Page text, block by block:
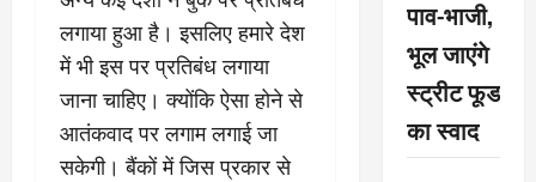
लगाया हुआ है। इसलिए हमारे देश
में भी इस पर प्रतिबंध लगाया
जाना चाहिए। क्योंकि ऐसा होने से
आतंकवाद पर लगाम लगाई जा
सकेगी। बैंकों में जिस प्रकार से
पाव-भाजी,
भूल जाएंगे
स्ट्रीट फूड
का स्वाद